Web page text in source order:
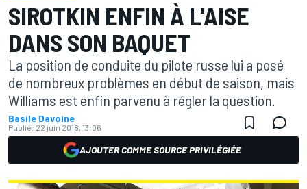
SIROTKIN ENFIN À L'AISE
DANS SON BAQUET
La position de conduite du pilote russe lui a posé
de nombreux problèmes en début de saison, mais
Williams est enfin parvenu à régler la question.
Basile Davoine
Publié: 22 juin 2018, 13:06
AJOUTER COMME SOURCE PRIVILÉGIÉE